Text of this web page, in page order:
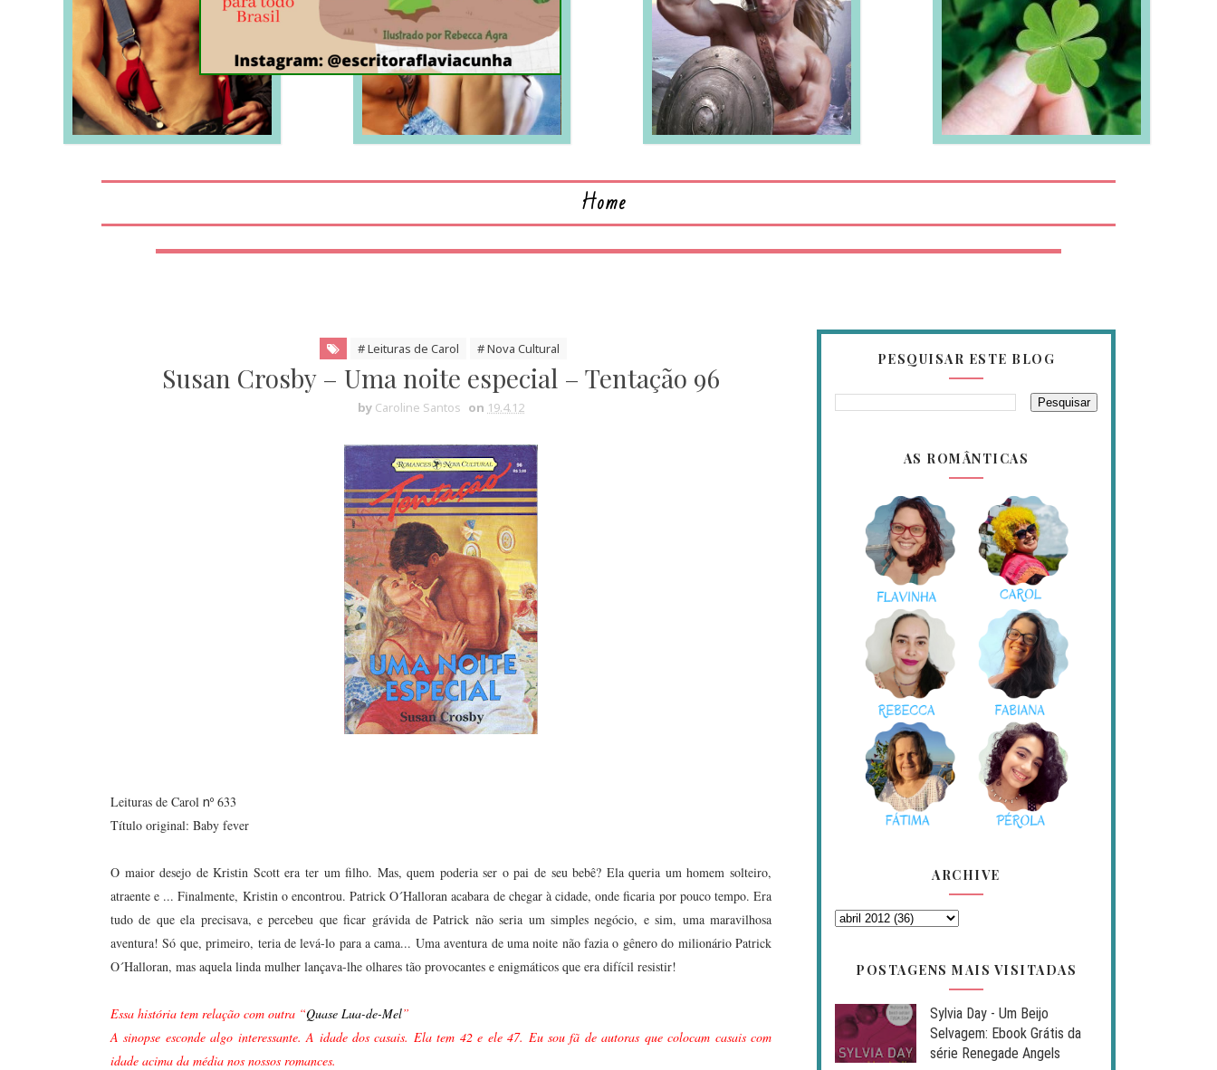
LEIA MAIS LEIA MAIS
Home
# Leituras de Carol # Nova Cultural
Susan Crosby – Uma noite especial – Tentação 96
by Caroline Santos on 19.4.12
Leituras de Carol nº 633
Título original: Baby fever
O maior desejo de Kristin Scott era ter um filho. Mas, quem poderia ser o pai de seu bebê? Ela queria um homem solteiro,
atraente e ... Finalmente, Kristin o encontrou. Patrick O´Halloran acabara de chegar à cidade, onde ficaria por pouco tempo. Era
tudo de que ela precisava, e percebeu que ficar grávida de Patrick não seria um simples negócio, e sim, uma maravilhosa
aventura! Só que, primeiro, teria de levá-lo para a cama... Uma aventura de uma noite não fazia o gênero do milionário Patrick
O´Halloran, mas aquela linda mulher lançava-lhe olhares tão provocantes e enigmáticos que era difícil resistir!
Essa história tem relação com outra “Quase Lua-de-Mel”
A sinopse esconde algo interessante. A idade dos casais. Ela tem 42 e ele 47. Eu sou fã de autoras que colocam casais com
idade acima da média nos nossos romances.
PESQUISAR ESTE BLOG
AS ROMÂNTICAS
ARCHIVE
POSTAGENS MAIS VISITADAS
Sylvia Day - Um Beijo
Selvagem: Ebook Grátis da
série Renegade Angels